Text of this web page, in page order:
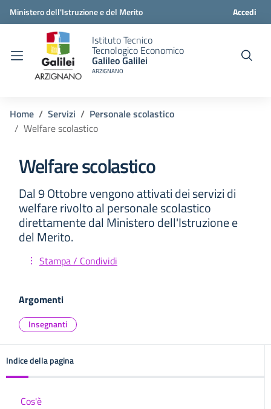
Ministero dell'Istruzione e del Merito Accedi
Istituto Tecnico
Tecnologico Economico
Galileo Galilei
ARZIGNANO
Home Servizi
Personale scolastico
Welfare scolastico
Welfare scolastico
Dal 9 Ottobre vengono attivati dei servizi di
welfare rivolto al personale scolastico
direttamente dal Ministero dell'Istruzione e
del Merito.
Stampa / Condividi
Argomenti
Insegnanti
Indice della pagina
Cos'è